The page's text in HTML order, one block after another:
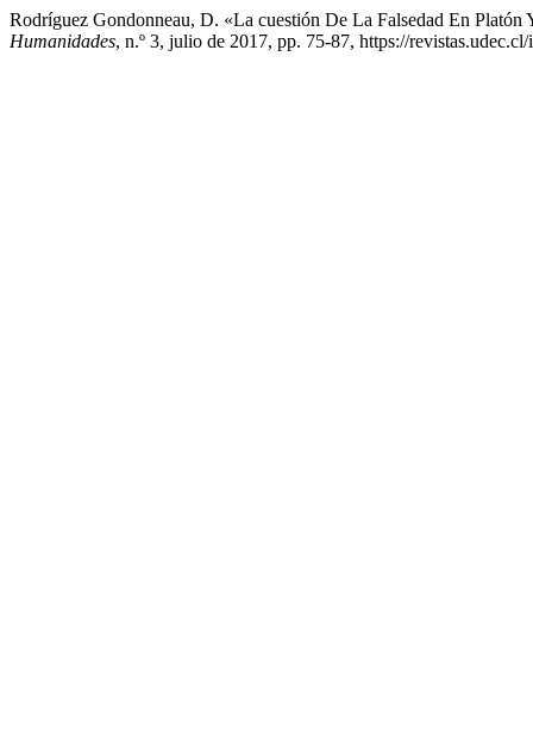
Rodríguez Gondonneau, D. «La cuestión De La Falsedad En
Humanidades, n.º 3, julio de 2017, pp. 75-87, https://